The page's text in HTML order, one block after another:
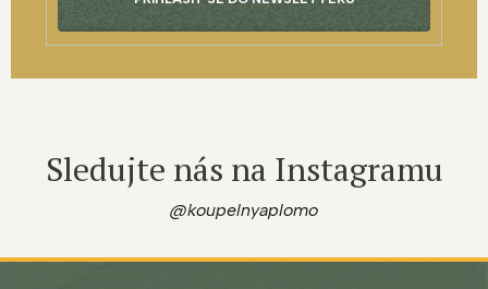
Sledujte nás na Instagramu
@koupelnyaplomo